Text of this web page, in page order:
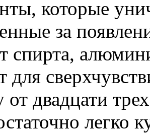
которые
за
спирта,
для
от двадцати
легко